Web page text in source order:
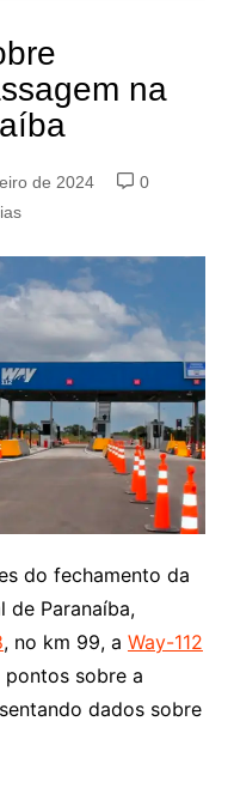
na
de 2024
0
do fechamento da
de Paranaíba,
, no km 99, a Way-112
sobre a
dados sobre